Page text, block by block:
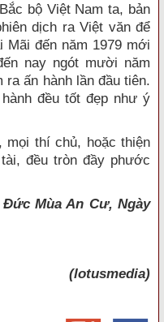
bộ Việt Nam ta, bản
dịch ra Việt văn để
đến năm 1979 mới
nay ngót mười năm
ấn hành lần đầu tiên.
đều tốt đẹp như ý
mọi thí chủ, hoặc thiện
đều tròn đầy phước
Mùa An Cư, Ngày
(lotusmedia)